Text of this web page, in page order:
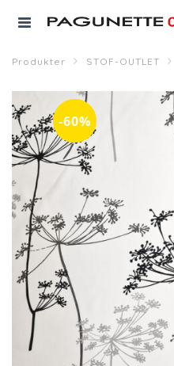
Produkter STOF-OUTLET
-60%